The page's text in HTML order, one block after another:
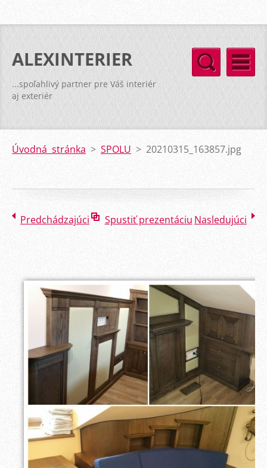
ALEXINTERIER
...spoľahlivý partner pre Váš interiér
aj exteriér
Úvodná stránka > SPOLU > 20210315_163857.jpg
Predchádzajúci Spustiť prezentáciu Nasledujúci